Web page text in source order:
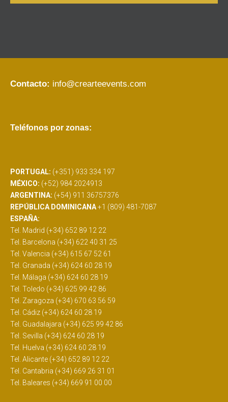
Contacto: info@crearteevents.com
Teléfonos por zonas:
PORTUGAL: (+351) 933 334 197
MÉXICO: (+52) 984 2024913
ARGENTINA: (+54) 911 36757376
REPÚBLICA DOMINICANA+1 (809) 481-7087
ESPAÑA:
Tel. Madrid (+34) 652 89 12 22
Tel. Barcelona (+34) 622 40 31 25
Tel. Valencia (+34) 615 67 52 61
Tel. Granada (+34) 624 60 28 19
Tel. Málaga (+34) 624 60 28 19
Tel. Toledo (+34) 625 99 42 86
Tel. Zaragoza (+34) 670 63 56 59
Tel. Cádiz (+34) 624 60 28 19
Tel. Guadalajara (+34) 625 99 42 86
Tel. Sevilla (+34) 624 60 28 19
Tel. Huelva (+34) 624 60 28 19
Tel. Alicante (+34) 652 89 12 22
Tel. Cantabria (+34) 669 26 31 01
Tel. Baleares (+34) 669 91 00 00